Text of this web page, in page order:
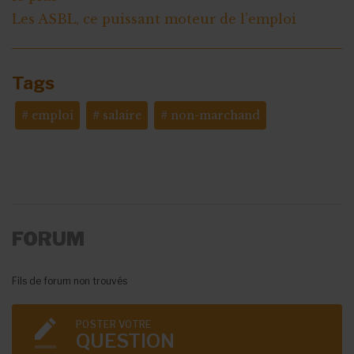
Les ASBL, ce puissant moteur de l’emploi
Tags
emploi salaire non-marchand
FORUM
Fils de forum non trouvés
POSTER VOTRE
QUESTION